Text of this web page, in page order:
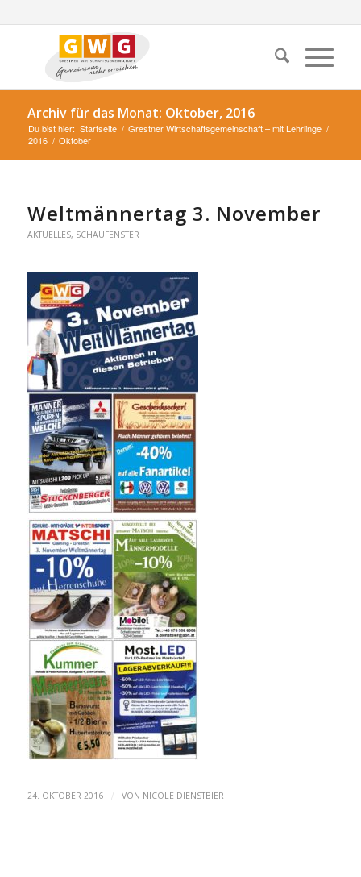
Archiv für das Monat: Oktober, 2016
Du bist hier: Startseite / Grestner Wirtschaftsgemeinschaft – mit Lehrlinge /
2016 / Oktober
Weltmännertag 3. November
AKTUELLES, SCHAUFENSTER
24. OKTOBER 2016 VON NICOLE DIENSTBIER